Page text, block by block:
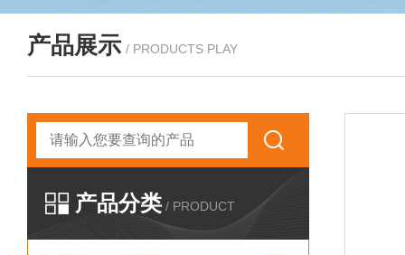
产品展示 / PRODUCTS PLAY
产品分类 / PRODUCT